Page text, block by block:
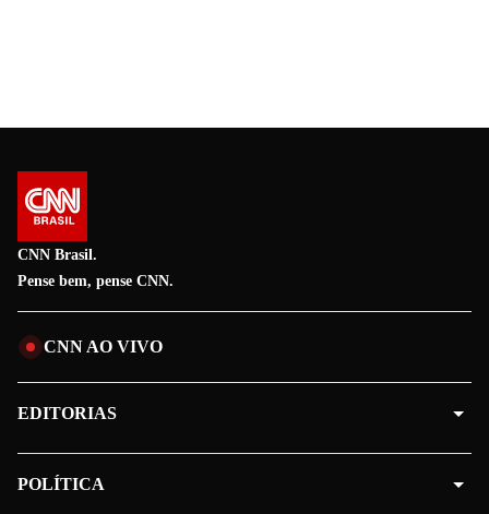
CNN Brasil.
Pense bem, pense CNN.
CNN AO VIVO
EDITORIAS
POLÍTICA